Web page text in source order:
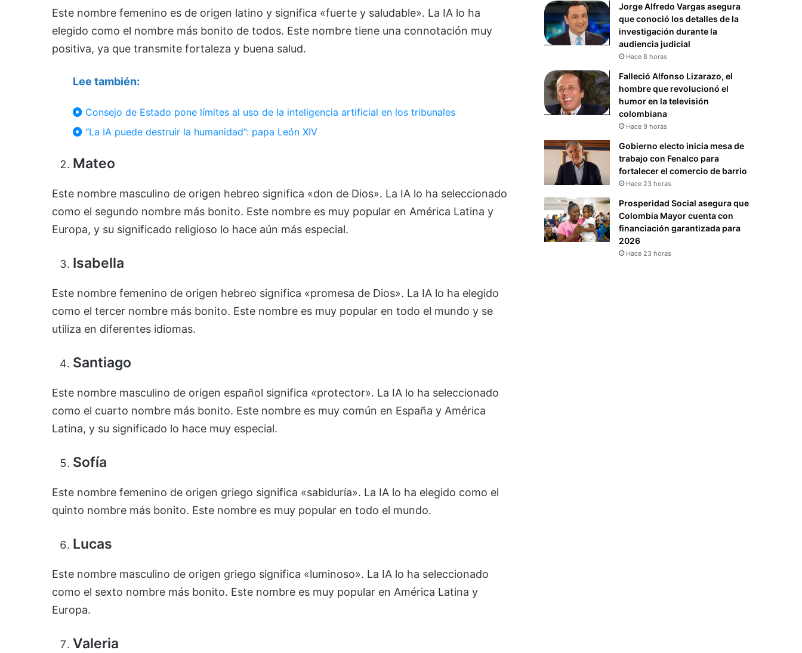
Este nombre femenino es de origen latino y significa «fuerte y saludable». La IA lo ha
elegido como el nombre más bonito de todos. Este nombre tiene una connotación muy
positiva, ya que transmite fortaleza y buena salud.
Lee también:
Consejo de Estado pone límites al uso de la inteligencia artificial en los tribunales
“La IA puede destruir la humanidad”: papa León XIV
Mateo
Este nombre masculino de origen hebreo significa «don de Dios». La IA lo ha seleccionado
como el segundo nombre más bonito. Este nombre es muy popular en América Latina y
Europa, y su significado religioso lo hace aún más especial.
Isabella
Este nombre femenino de origen hebreo significa «promesa de Dios». La IA lo ha elegido
como el tercer nombre más bonito. Este nombre es muy popular en todo el mundo y se
utiliza en diferentes idiomas.
Santiago
Este nombre masculino de origen español significa «protector». La IA lo ha seleccionado
como el cuarto nombre más bonito. Este nombre es muy común en España y América
Latina, y su significado lo hace muy especial.
Sofía
Este nombre femenino de origen griego significa «sabiduría». La IA lo ha elegido como el
quinto nombre más bonito. Este nombre es muy popular en todo el mundo.
Lucas
Este nombre masculino de origen griego significa «luminoso». La IA lo ha seleccionado
como el sexto nombre más bonito. Este nombre es muy popular en América Latina y
Europa.
Valeria
Jorge Alfredo Vargas asegura
que conoció los detalles de la
investigación durante la
audiencia judicial
Hace 8 horas
Falleció Alfonso Lizarazo, el
hombre que revolucionó el
humor en la televisión
colombiana
Hace 9 horas
Gobierno electo inicia mesa de
trabajo con Fenalco para
fortalecer el comercio de barrio
Hace 23 horas
Prosperidad Social asegura que
Colombia Mayor cuenta con
financiación garantizada para
2026
Hace 23 horas